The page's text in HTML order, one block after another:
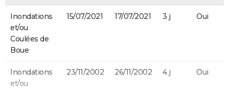
Inondations
et/ou
Coulées de
Boue
15/07/2021 17/07/2021 3 j Oui
Inondations
et/ou
23/11/2002 26/11/2002 4 j Oui